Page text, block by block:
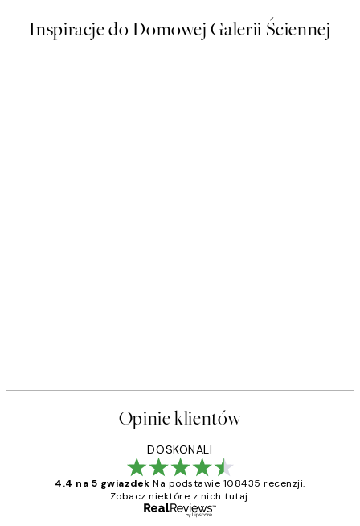
Inspiracje do Domowej Galerii Ściennej
Opinie klientów
DOSKONALI
4.4 na 5 gwiazdek Na podstawie 108435 recenzji.
Zobacz niektóre z nich tutaj.